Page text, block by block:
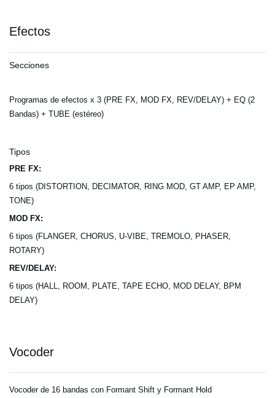
Efectos
Secciones
Programas de efectos x 3 (PRE FX, MOD FX, REV/DELAY) + EQ (2
Bandas) + TUBE (estéreo)
Tipos
PRE FX:
6 tipos (DISTORTION, DECIMATOR, RING MOD, GT AMP, EP AMP,
TONE)
MOD FX:
6 tipos (FLANGER, CHORUS, U-VIBE, TREMOLO, PHASER,
ROTARY)
REV/DELAY:
6 tipos (HALL, ROOM, PLATE, TAPE ECHO, MOD DELAY, BPM
DELAY)
Vocoder
Vocoder de 16 bandas con Formant Shift y Formant Hold